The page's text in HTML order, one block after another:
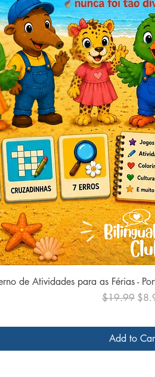
Quick View
de Atividades para as Férias -
Regular Price
$19.99 Sale
Add to